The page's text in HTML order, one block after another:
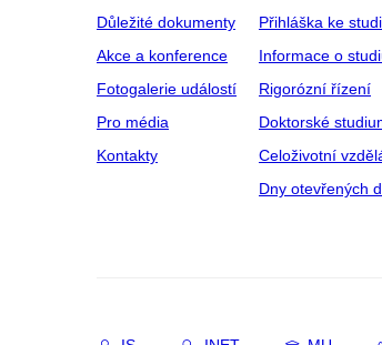
Důležité dokumenty
Akce a konference
Fotogalerie událostí
Pro média
Kontakty
Přihláška ke
Informace o
Rigorózní řízení
Doktorské
Celoživotní
Dny otevřených